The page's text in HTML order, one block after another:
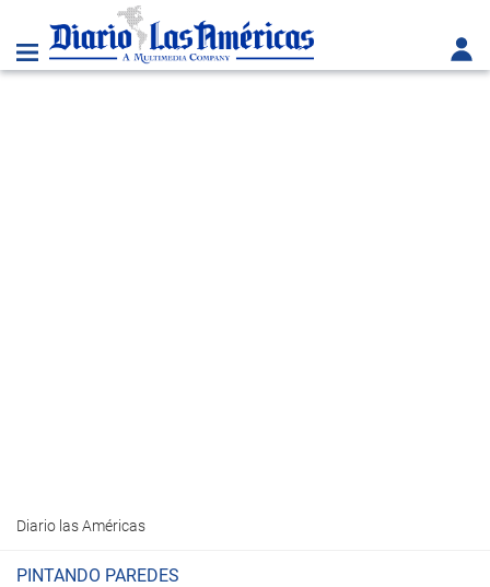
Diario las Américas
PINTANDO PAREDES